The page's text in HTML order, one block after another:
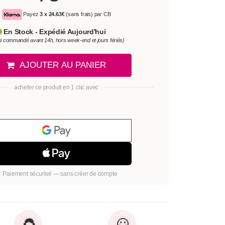
Payez3 x 24.63€(sans frais) par CB
En Stock - Expédié Aujourd'hui
commandé avant 14h, hors week-end et jours fériés)
AJOUTER AU PANIER
acheter ce produit en 1 clic avec
Paiement sécurisé — sans créer de compte